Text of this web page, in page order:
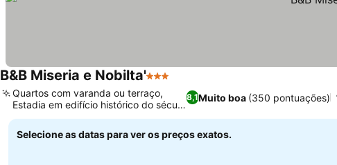
B&B Miseria e Nobilta'3 Estrelas
8,1Muito boa (350 pontuações)
Quartos com varanda ou terraço,
Estadia em edifício histórico do século
XVIII
Selecione as datas para ver os preços exatos.